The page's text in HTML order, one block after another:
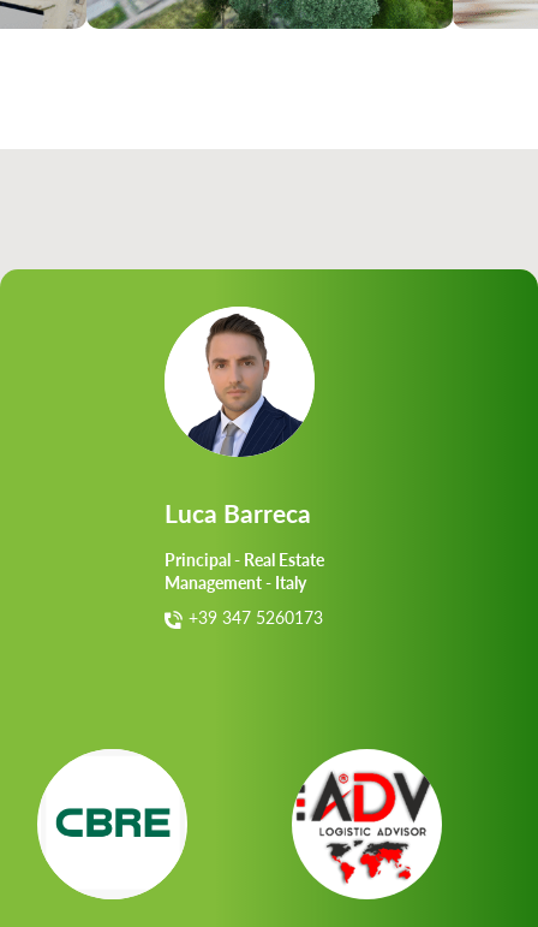
Luca Barreca
Principal - Real Estate
Management - Italy
+39 347 5260173